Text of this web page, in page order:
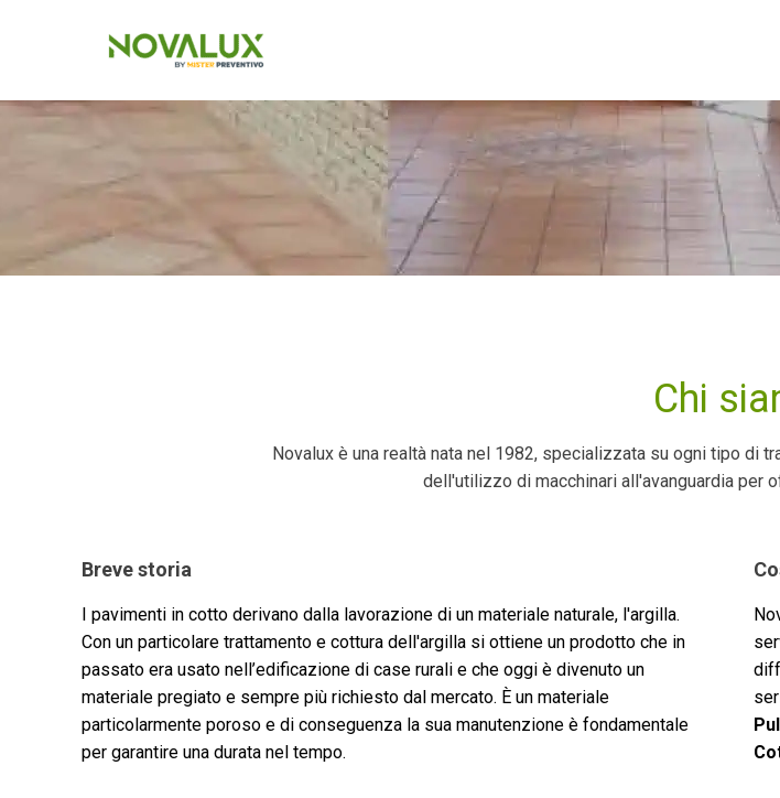
Chi
Novalux è una realtà nata nel 1982, specializzata su ogni tipo di
dell'utilizzo di macchinari all'avanguardia per
Breve storia
I pavimenti in cotto derivano dalla lavorazione di un materiale naturale, l'argilla.
Con un particolare trattamento e cottura dell'argilla si ottiene un prodotto che in
passato era usato nell’edificazione di case rurali e che oggi è divenuto un
materiale pregiato e sempre più richiesto dal mercato. È un materiale
particolarmente poroso e di conseguenza la sua manutenzione è fondamentale
per garantire una durata nel tempo.